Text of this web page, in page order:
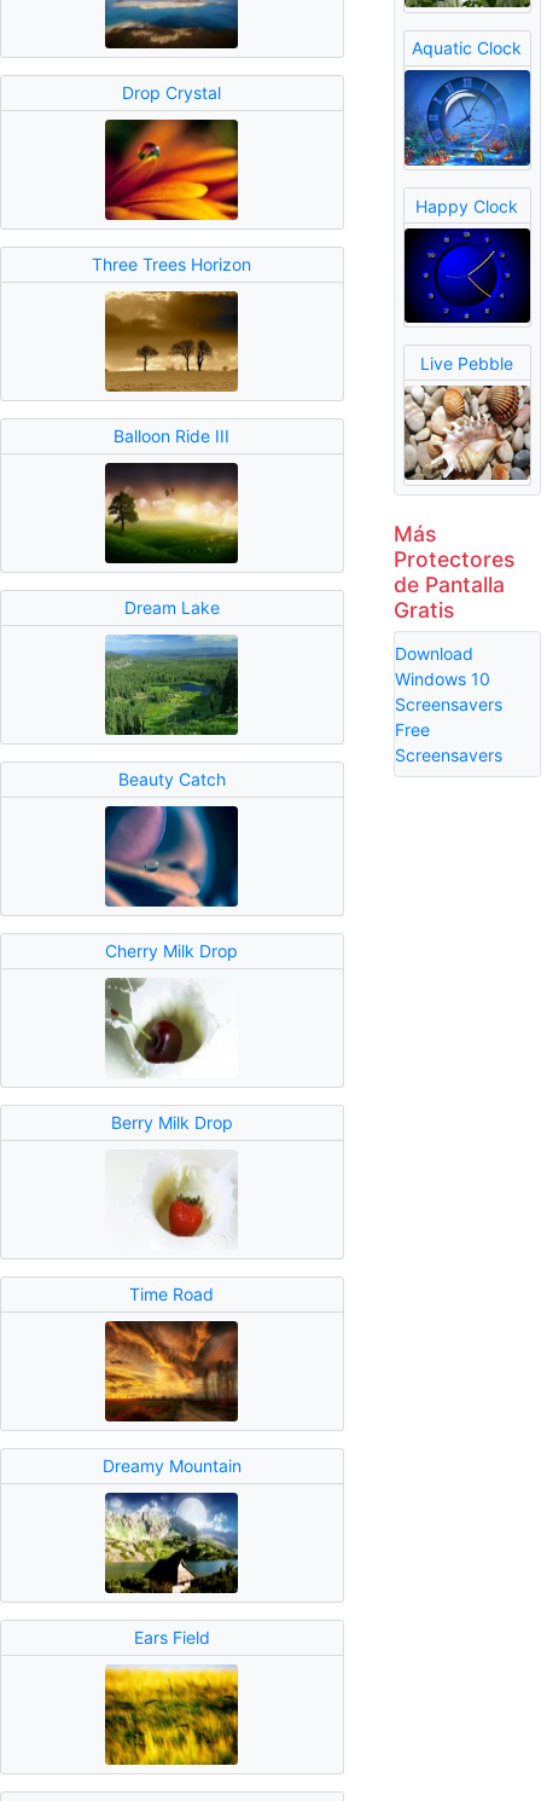
Drop Crystal
Three Trees Horizon
Balloon Ride III
Dream Lake
Beauty Catch
Cherry Milk Drop
Berry Milk Drop
Time Road
Dreamy Mountain
Ears Field
Aquatic Clock
Happy Clock
Live Pebble
Más
Protectores
de Pantalla
Gratis
Download
Windows 10
Screensavers
Free
Screensavers